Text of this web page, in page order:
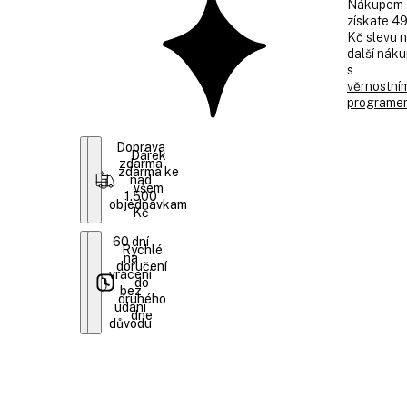
Nákupem
získate 49
Kč slevu
další
s
Dárek
zdarma ke
všem
objednávkam
Doprava
zdarma
nad
1.500
Kč
60 dní
na
vrácení
bez
udání
důvodu
Rychlé
doručení
do
druhého
dne